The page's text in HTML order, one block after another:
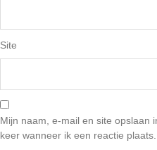
Site
Mijn naam, e-mail en site opslaan
keer wanneer ik een reactie plaats.